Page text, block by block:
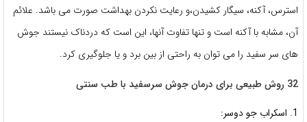
استرس، آکنه، سیگار کشیدن،و رعایت نکردن بهداشت صورت می باشد. علائم
آن، مشابه با آکنه است و تنها تفاوت آنها، این است که دردناک نیستند جوش
های سر سفید را می توان به راحتی از بین برد و یا جلوگیری کرد.
32 روش طبیعی برای درمان جوش سرسفید با طب سنتی
1. اسکراب جو دوسر: